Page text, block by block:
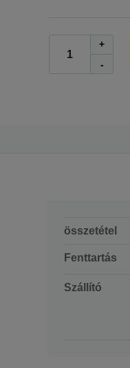
+
-
összetétel
Fenttartás
Szállító